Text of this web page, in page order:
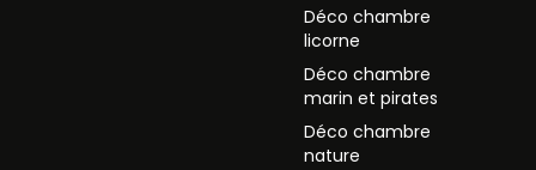
Déco chambre
licorne
Déco chambre
marin et pirates
Déco chambre
nature